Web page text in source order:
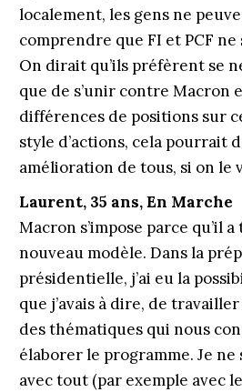
localement, les gens ne
comprendre que FI et PCF ne
On dirait qu’ils préfèrent se
que de s’unir contre Macron
différences de positions sur
style d’actions, cela pourrait
amélioration de tous, si on le
Laurent, 35 ans, En Marche
Macron s’impose parce qu’il
nouveau modèle. Dans la
présidentielle, j’ai eu la
que j’avais à dire, de
des thématiques qui nous
élaborer le programme. Je ne
avec tout (par exemple avec